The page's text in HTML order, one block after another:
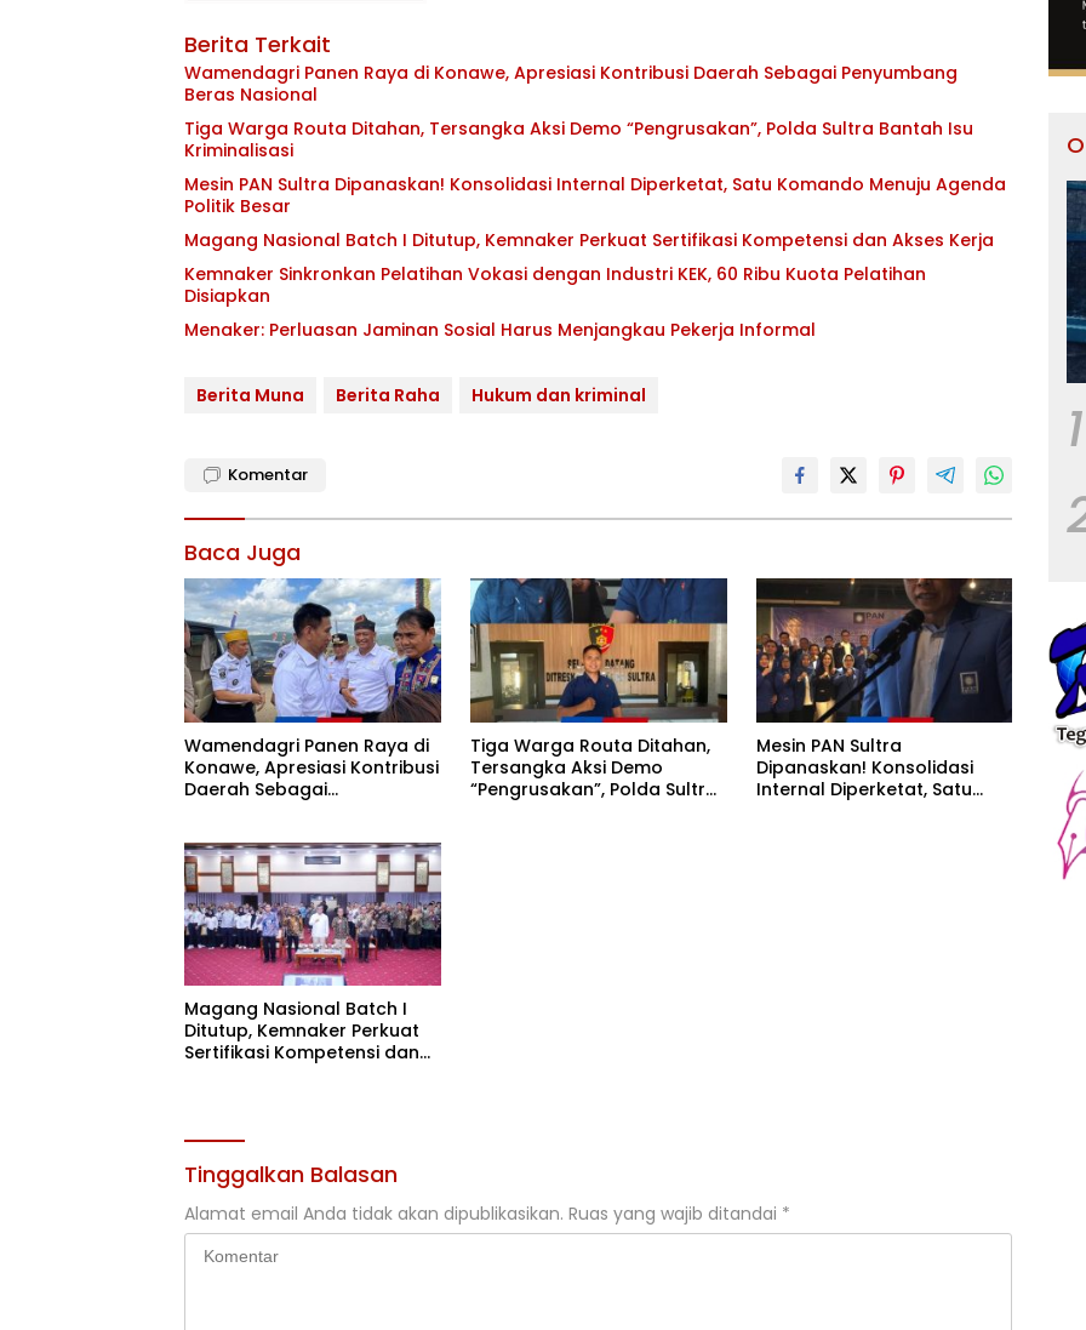
Berita Terkait
Wamendagri Panen Raya di Konawe, Apresiasi Kontribusi Daerah Sebagai Penyumbang
Beras Nasional
Tiga Warga Routa Ditahan, Tersangka Aksi Demo “Pengrusakan”, Polda Sultra Bantah Isu
Kriminalisasi
Mesin PAN Sultra Dipanaskan! Konsolidasi Internal Diperketat, Satu Komando Menuju Agenda
Politik Besar
Magang Nasional Batch I Ditutup, Kemnaker Perkuat Sertifikasi Kompetensi dan Akses Kerja
Kemnaker Sinkronkan Pelatihan Vokasi dengan Industri KEK, 60 Ribu Kuota Pelatihan
Disiapkan
Menaker: Perluasan Jaminan Sosial Harus Menjangkau Pekerja Informal
Berita Muna Berita Raha Hukum dan kriminal
Komentar
Baca Juga
Wamendagri Panen Raya di
Konawe, Apresiasi Kontribusi
Daerah Sebagai
Tiga Warga Routa Ditahan,
Tersangka Aksi Demo
“Pengrusakan”, Polda Sultra
Mesin PAN Sultra
Dipanaskan! Konsolidasi
Internal Diperketat, Satu
Magang Nasional Batch I
Ditutup, Kemnaker Perkuat
Sertifikasi Kompetensi dan
Tinggalkan Balasan
Alamat email Anda tidak akan dipublikasikan. Ruas yang wajib ditandai *
1